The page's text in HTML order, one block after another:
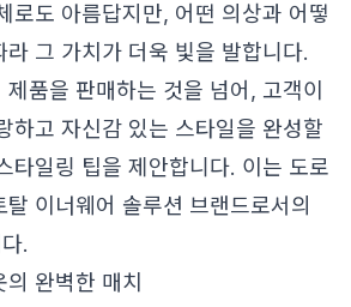
로도 아름답지만, 어떤 의상과 어떻
라 그 가치가 더욱 빛을 발합니다.
품을 판매하는 것을 넘어, 고객이
하고 자신감 있는 스타일을 완성할
타일링 팁을 제안합니다. 이는 도로
이너웨어 솔루션 브랜드로서의
.
완벽한 매치